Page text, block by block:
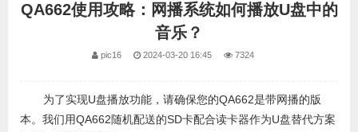
QA662使用攻略：网播系统如何播放U盘中的
音乐？
pic16 2024-03-20 16:45 7324
为了实现U盘播放功能，请确保您的QA662是带网播的版
本。我们用QA662随机配送的SD卡配合读卡器作为U盘替代方案